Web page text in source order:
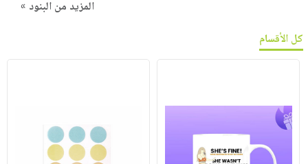
المزيد من البنود »
كل الأقسام